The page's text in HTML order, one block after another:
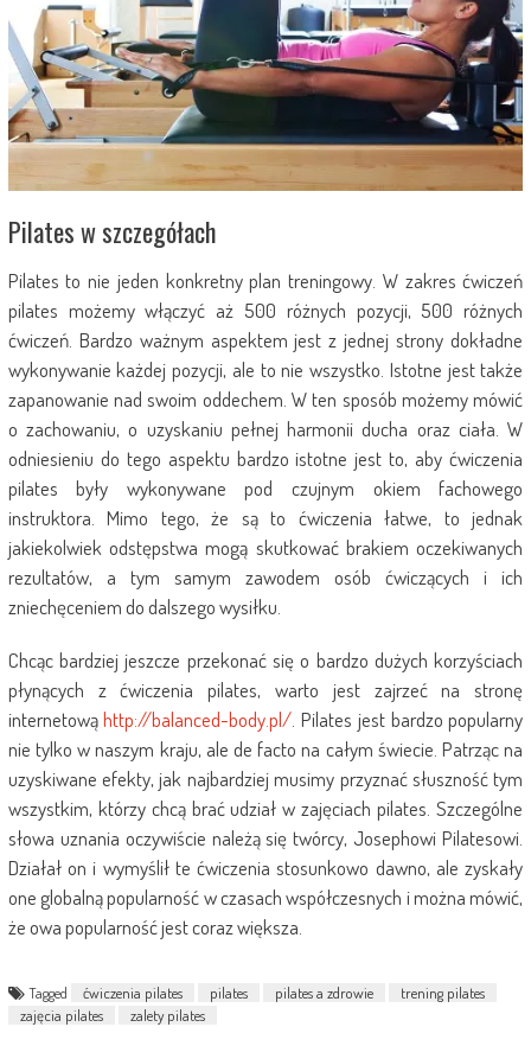
Pilates w szczegółach
Pilates to nie jeden konkretny plan treningowy. W zakres ćwiczeń
pilates możemy włączyć aż 500 różnych pozycji, 500 różnych
ćwiczeń. Bardzo ważnym aspektem jest z jednej strony dokładne
wykonywanie każdej pozycji, ale to nie wszystko. Istotne jest także
zapanowanie nad swoim oddechem. W ten sposób możemy mówić
o zachowaniu, o uzyskaniu pełnej harmonii ducha oraz ciała. W
odniesieniu do tego aspektu bardzo istotne jest to, aby ćwiczenia
pilates były wykonywane pod czujnym okiem fachowego
instruktora. Mimo tego, że są to ćwiczenia łatwe, to jednak
jakiekolwiek odstępstwa mogą skutkować brakiem oczekiwanych
rezultatów, a tym samym zawodem osób ćwiczących i ich
zniechęceniem do dalszego wysiłku.
Chcąc bardziej jeszcze przekonać się o bardzo dużych korzyściach
płynących z ćwiczenia pilates, warto jest zajrzeć na stronę
internetowąhttp://balanced-body.pl/. Pilates jest bardzo popularny
nie tylko w naszym kraju, ale de facto na całym świecie. Patrząc na
uzyskiwane efekty, jak najbardziej musimy przyznać słuszność tym
wszystkim, którzy chcą brać udział w zajęciach pilates. Szczególne
słowa uznania oczywiście należą się twórcy, Josephowi Pilatesowi.
Działał on i wymyślił te ćwiczenia stosunkowo dawno, ale zyskały
one globalną popularność w czasach współczesnych i można mówić,
że owa popularność jest coraz większa.
Tagged ćwiczenia pilates pilates pilates a zdrowie
trening pilates
zajęcia pilates
zalety pilates